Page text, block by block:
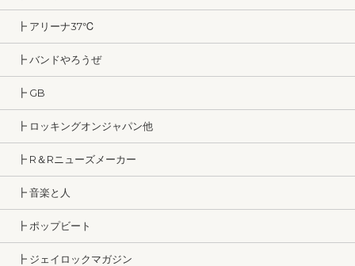
┣ アリーナ37℃
┣ バンドやろうぜ
┣ GB
┣ ロッキングオンジャパン他
┣ R＆Rニューズメーカー
┣ 音楽と人
┣ ポップビート
┣ ジェイロックマガジン